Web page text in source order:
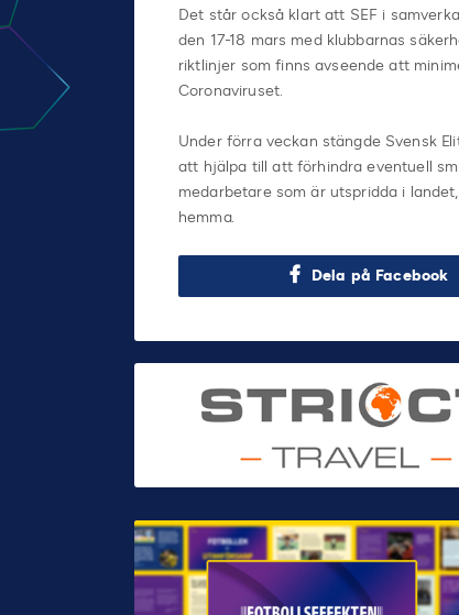
Det står också klart att SEF i
den 17-18 mars med klubbarnas
riktlinjer som finns avseende att
Coronaviruset.
Under förra veckan stängde Svensk
att hjälpa till att förhindra eventuell
medarbetare som är utspridda i
hemma.
Dela på Facebook